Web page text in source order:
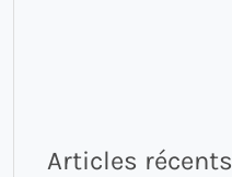
Articles récents